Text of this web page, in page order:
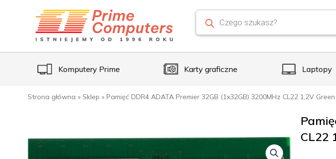
Komputery Prime Karty graficzne Laptopy
Strona główna » Sklep » Pamięć DDR4 ADATA Premier 32GB (1x32GB) 3200MHz CL22 1,2V Green
CL22